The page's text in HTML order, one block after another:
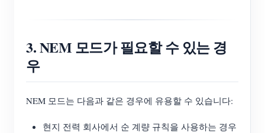
3. NEM 모드가 필요할 수 있는 경
우
NEM 모드는 다음과 같은 경우에 유용할 수 있습니다:
현지 전력 회사에서 순 계량 규칙을 사용하는 경우